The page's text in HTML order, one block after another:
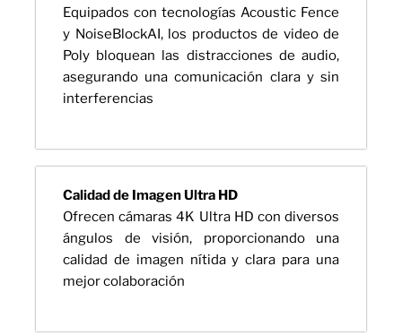
Equipados con tecnologías Acoustic Fence
y NoiseBlockAI, los productos de video de
Poly bloquean las distracciones de audio,
asegurando una comunicación clara y sin
interferencias
Calidad de Imagen Ultra HD
Ofrecen cámaras 4K Ultra HD con diversos
ángulos de visión, proporcionando una
calidad de imagen nítida y clara para una
mejor colaboración